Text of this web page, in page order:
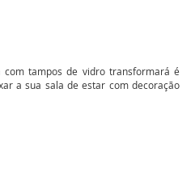
com tampos de vidro transformará é
a sua sala de estar com decoração